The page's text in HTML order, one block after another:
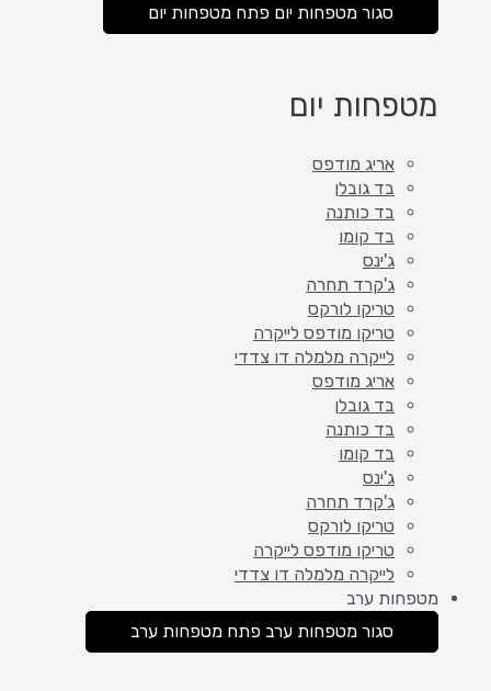
סגור מטפחות יום פתח מטפחות יום
מטפחות יום
אריג מודפס
בד גובלן
בד כותנה
בד קומו
ג'ינס
ג'קרד תחרה
טריקו לורקס
טריקו מודפס לייקרה
לייקרה מלמלה דו צדדי
אריג מודפס
בד גובלן
בד כותנה
בד קומו
ג'ינס
ג'קרד תחרה
טריקו לורקס
טריקו מודפס לייקרה
לייקרה מלמלה דו צדדי
מטפחות ערב
סגור מטפחות ערב פתח מטפחות ערב